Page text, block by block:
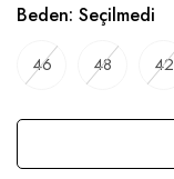
Beden: Seçilmedi
46 48 42